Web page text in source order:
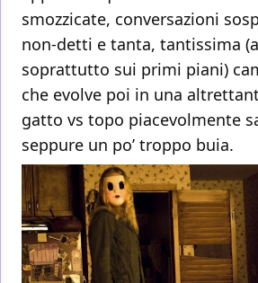
smozzicate, conversazioni
non-detti e tanta, tantissima
soprattutto sui primi piani)
che evolve poi in una
gatto vs topo piacevolmente
seppure un po’ troppo buia.